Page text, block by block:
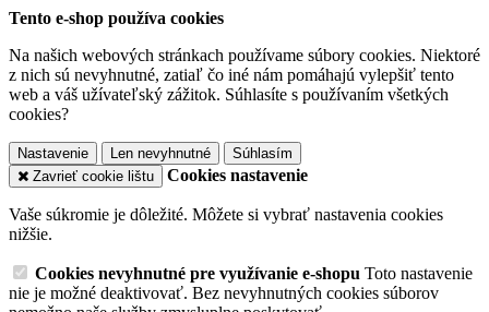
Tento e-shop používa cookies
Na našich webových stránkach používame súbory cookies. Niektoré
z nich sú nevyhnutné, zatiaľ čo iné nám pomáhajú vylepšiť tento
web a váš užívateľský zážitok. Súhlasíte s používaním všetkých
cookies?
Nastavenie Len nevyhnutné
Súhlasím
Zavrieť cookie lištu
Cookies nastavenie
Vaše súkromie je dôležité. Môžete si vybrať nastavenia cookies
nižšie.
Cookies nevyhnutné pre využívanie e-shopu Toto nastavenie
nie je možné deaktivovať. Bez nevyhnutných cookies súborov